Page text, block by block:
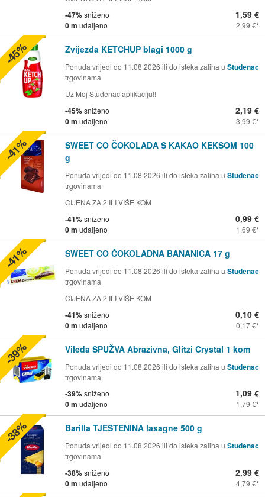
-47%sniženo
0 m udaljeno
1,59 €
2,99 €
Zvijezda KETCHUP blagi 1000 g
Ponuda vrijedi do 11.08.2026 ili do isteka zaliha u Studenac
trgovinama
Uz Moj Studenac aplikaciju!!
-45%sniženo
0 m udaljeno
2,19 €
3,99 €
-45%
SWEET CO ČOKOLADA S KAKAO KEKSOM 100
g
Ponuda vrijedi do 11.08.2026 ili do isteka zaliha u Studenac
trgovinama
CIJENA ZA 2 ILI VIŠE KOM
-41%sniženo
0 m udaljeno
0,99 €
1,69 €
-41%
SWEET CO ČOKOLADNA BANANICA 17 g
Ponuda vrijedi do 11.08.2026 ili do isteka zaliha u Studenac
trgovinama
CIJENA ZA 2 ILI VIŠE KOM
-41%sniženo
0 m udaljeno
0,10 €
0,17 €
-41%
Vileda SPUŽVA Abrazivna, Glitzi Crystal 1 kom
Ponuda vrijedi do 11.08.2026 ili do isteka zaliha u Studenac
trgovinama
-39%sniženo
0 m udaljeno
1,09 €
1,79 €
-39%
Barilla TJESTENINA lasagne 500 g
Ponuda vrijedi do 11.08.2026 ili do isteka zaliha u Studenac
trgovinama
-38%sniženo
0 m udaljeno
2,99 €
4,79 €
-38%